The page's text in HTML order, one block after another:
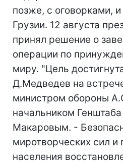
позже, с оговорками,
Грузии. 12 августа
принял решение о
операции по
миру. "Цель
Д.Медведев на
министром обороны
начальником
Макаровым. -
миротворческих сил и
населения